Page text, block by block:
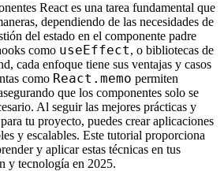
React es una tarea fundamental que
dependiendo de las necesidades de
del estado en el componente padre
como useEffect, o bibliotecas de
cada enfoque tiene sus ventajas y casos
como React.memo permiten
que los componentes solo se
Al seguir las mejores prácticas y
tu proyecto, puedes crear aplicaciones
y escalables. Este tutorial proporciona
y aplicar estas técnicas en tus
y tecnología en 2025.